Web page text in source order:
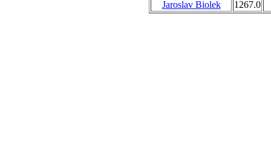
Jaroslav Biolek
1267.0